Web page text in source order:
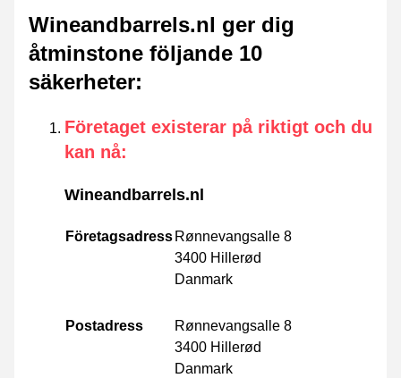
Wineandbarrels.nl ger dig
åtminstone följande 10
säkerheter:
Företaget existerar på riktigt och du
kan nå:
Wineandbarrels.nl
Företagsadress Rønnevangsalle 8
3400 Hillerød
Danmark
Postadress
Rønnevangsalle 8
3400 Hillerød
Danmark